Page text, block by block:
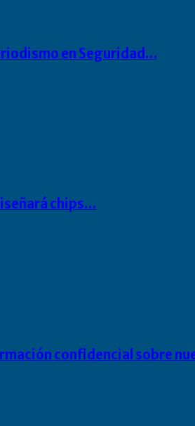
en Seguridad…
chips…
confidencial sobre